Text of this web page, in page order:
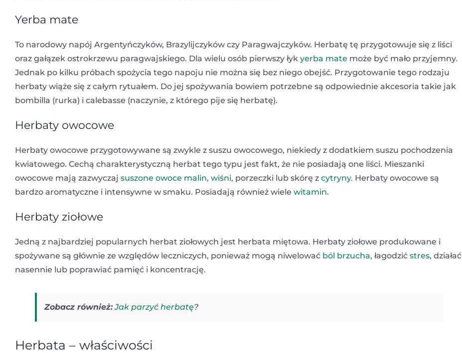
Yerba mate
To narodowy napój Argentyńczyków, Brazylijczyków czy Paragwajczyków. Herbatę tę przygotowuje się z liści
oraz gałązek ostrokrzewu paragwajskiego. Dla wielu osób pierwszy łyk yerba mate może być mało przyjemny.
Jednak po kilku próbach spożycia tego napoju nie można się bez niego obejść. Przygotowanie tego rodzaju
herbaty wiąże się z całym rytuałem. Do jej spożywania bowiem potrzebne są odpowiednie akcesoria takie jak
bombilla (rurka) i calebasse (naczynie, z którego pije się herbatę).
Herbaty owocowe
Herbaty owocowe przygotowywane są zwykle z suszu owocowego, niekiedy z dodatkiem suszu pochodzenia
kwiatowego. Cechą charakterystyczną herbat tego typu jest fakt, że nie posiadają one liści. Mieszanki
owocowe mają zazwyczaj suszone owoce malin, wiśni, porzeczki lub skórę z cytryny. Herbaty owocowe są
bardzo aromatyczne i intensywne w smaku. Posiadają również wiele witamin.
Herbaty ziołowe
Jedną z najbardziej popularnych herbat ziołowych jest herbata miętowa. Herbaty ziołowe produkowane i
spożywane są głównie ze względów leczniczych, ponieważ mogą niwelować ból brzucha, łagodzić stres, działać
nasennie lub poprawiać pamięć i koncentrację.
Zobacz również: Jak parzyć herbatę?
Herbata – właściwości